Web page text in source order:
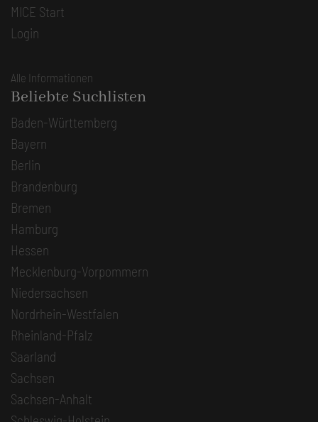
MICE Start
Login
Alle Informationen
Beliebte Suchlisten
Baden-Württemberg
Bayern
Berlin
Brandenburg
Bremen
Hamburg
Hessen
Mecklenburg-Vorpommern
Niedersachsen
Nordrhein-Westfalen
Rheinland-Pfalz
Saarland
Sachsen
Sachsen-Anhalt